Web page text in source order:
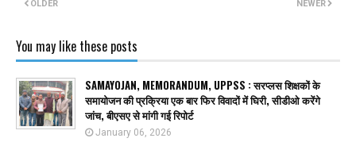
NEWER
OLDER
You may like these posts
SAMAYOJAN, MEMORANDUM, UPPSS : सरप्लस शिक्षकों के
समायोजन की प्रक्रिया एक बार फिर विवादों में घिरी, सीडीओ करेंगे
जांच, बीएसए से मांगी गई रिपोर्ट
January 06, 2026